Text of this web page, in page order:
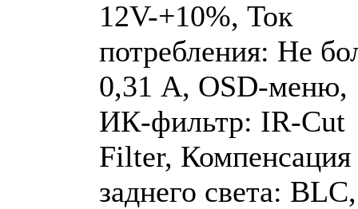
12V-+10%, Ток
потребления: Не
0,31 А, OSD-меню,
ИК-фильтр: IR-Cut
Filter, Компенсация
заднего света: BLC,